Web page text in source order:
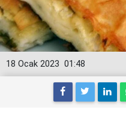
01:48
18 Ocak 2023